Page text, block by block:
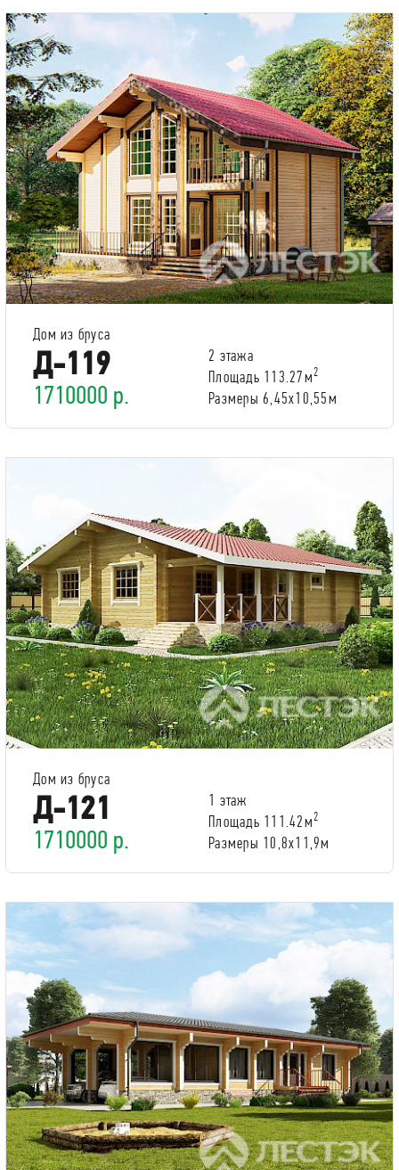
Дом из бруса
Д-119
1710000 р.
2 этажа
Площадь 113.27м2
Размеры 6,45x10,55м
Дом из бруса
Д-121
1710000 р.
1 этаж
Площадь 111.42м2
Размеры 10,8х11,9м